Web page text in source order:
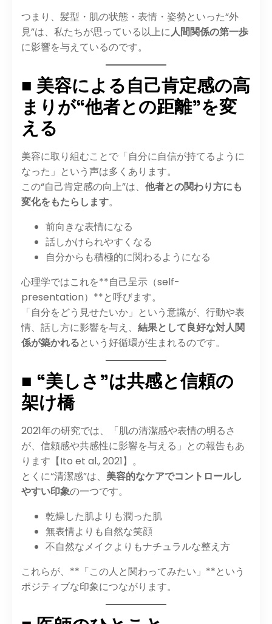
つまり、髪型・肌の状態・表情・姿勢といった“外
見”は、私たちが思っている以上に人間関係の第一歩
に影響を与えているのです。
■ 美容による自己肯定感の高
まりが“他者との距離”を変
える
美容に取り組むことで「自分に自信が持てるように
なった」という声は多くあります。
この“自己肯定感の向上”は、 他者との関わり方にも
変化をもたらします。
前向きな表情になる
話しかけられやすくなる
自分からも積極的に関わるようになる
心理学ではこれを**自己呈示（self-
presentation）**と呼びます。
「自分をどう見せたいか」という意識が、行動や表
情、話し方に影響を与え、 結果として良好な対人関
係が築かれるという好循環が生まれるのです。
■ “美しさ”は共感と信頼の
架け橋
2021年の研究では、「肌の清潔感や表情の明るさ
が、信頼感や共感性に影響を与える」との報告もあ
ります【Ito et al., 2021】。
とくに“清潔感”は、 美容的なケアでコントロールし
やすい印象の一つです。
乾燥した肌よりも潤った肌
無表情よりも自然な笑顔
不自然なメイクよりもナチュラルな整え方
これらが、**「この人と関わってみたい」**という
ポジティブな印象につながります。